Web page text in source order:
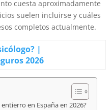
cuesta aproximadamente
suelen incluirse y cuáles
completos actualmente.
|
2026
en España en 2026?